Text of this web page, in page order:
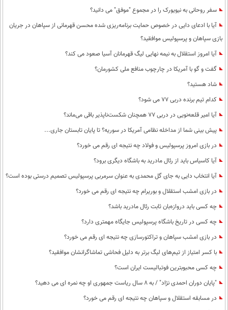
سفر روحانی به نیویورک را در مجموع "موفق" می دانید؟
آیا با ادعای دایی در خصوص حمایت برنامه‌ریزی شده محسن قهرمانی از سپاهان در جریان
بازی سپاهان و پرسپولیس موافقید؟
آیا امروز استقلال به نیمه نهایی لیگ قهرمانان آسیا صعود می کند؟
گفت و گو با آمریکا در چارچوب منافع ملی کشورمان؟
شاد هستید؟
کدام تیم برنده دربی 77 می شود؟
آیا امیر قلعه‌نویی در دربی 77 همچنان شکست‌ناپذیر باقی می‌ماند؟
پیش بینی شما از مداخله نظامی آمریکا در سوریه؟ تا پایان تابستان جاری...
در بازی امروز پرسپولیس و فولاد چه نتیجه ای رقم می خورد؟
آیا کاسیاس باید از رئال مادرید به باشگاه دیگری برود؟
آیا انتخاب دایی به جای گل محمدی به عنوان سرمربی پرسپولیس تصمیم درستی بوده است؟
در بازی امشب استقلال و بوریرام چه نتیجه ای رقم می خورد؟
چه کسی باید دروازه‌بان ثابت رئال مادرید باشد؟
چه کسی در تاریخ باشگاه پرسپولیس جایگاه مهمتری دارد؟
در بازی امشب سپاهان و تراکتورسازی چه نتیجه ای رقم می خورد؟
با کسر امتیاز از تیم‌های لیگ برتر به دلیل فحاشی تماشاگرانشان موافقید؟
چه کسی محبوبترین فوتبالیست ایران است؟
"پایان دوران احمدی نژاد" / به 8 سال ریاست جمهوری او چه نمره ای می دهید؟
در مسابقه استقلال و سپاهان چه نتیجه ای رقم می خورد؟